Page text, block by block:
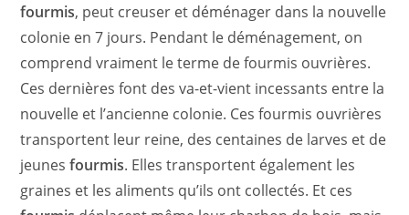
fourmis, peut creuser et déménager dans la nouvelle
colonie en 7 jours. Pendant le déménagement, on
comprend vraiment le terme de fourmis ouvrières.
Ces dernières font des va-et-vient incessants entre la
nouvelle et l’ancienne colonie. Ces fourmis ouvrières
transportent leur reine, des centaines de larves et de
jeunesfourmis. Elles transportent également les
graines et les aliments qu’ils ont collectés. Et ces